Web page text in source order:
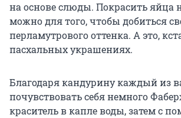
на основе слюды. Покрасить яйца
можно для того, чтобы добиться
перламутрового оттенка. А это,
пасхальных украшениях.
Благодаря кандурину каждый из
почувствовать себя немного
краситель в капле воды, затем с